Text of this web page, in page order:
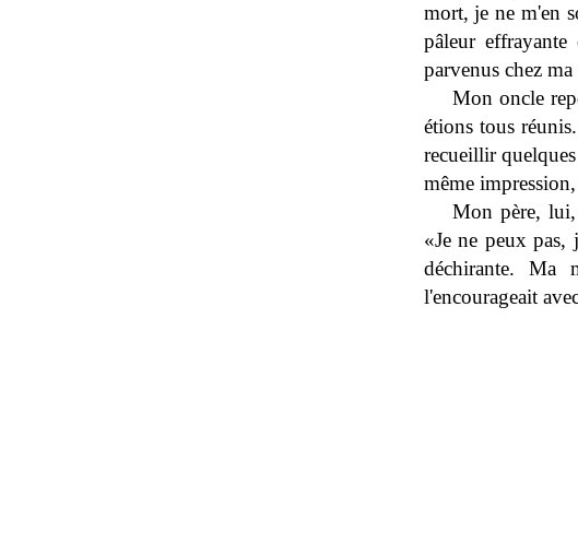
mort, je ne m'en
pâleur
parvenus chez
Mon oncle
étions tous
recueillir
même
Mon père,
«Je ne peux
déchirante. Ma
l'encourageait